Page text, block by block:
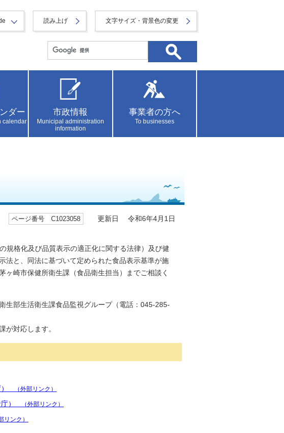
読み上げ 文字サイズ・背景色の変更
ダー
calendar
市政情報
Municipal administration
information
事業者の方へ
To businesses
ページ番号 C1023058 更新日 令和6年4月1日
規格化及び品質表示の適正化に関する法律）及び健
法と、同法に基づいて定められた食品表示基準が施
崎市保健所衛生課（食品衛生担当）までご相談く
生部生活衛生課食品監視グループ（電話：045-285-
が対応します。
（外部リンク）
） （外部リンク）
ンク）